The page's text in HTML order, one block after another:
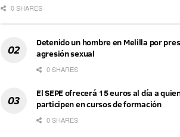
0 SHARES
Detenido un hombre en Melilla por
agresión sexual
0 SHARES
El SEPE ofrecerá 15 euros al día a
participen en cursos de formación
0 SHARES